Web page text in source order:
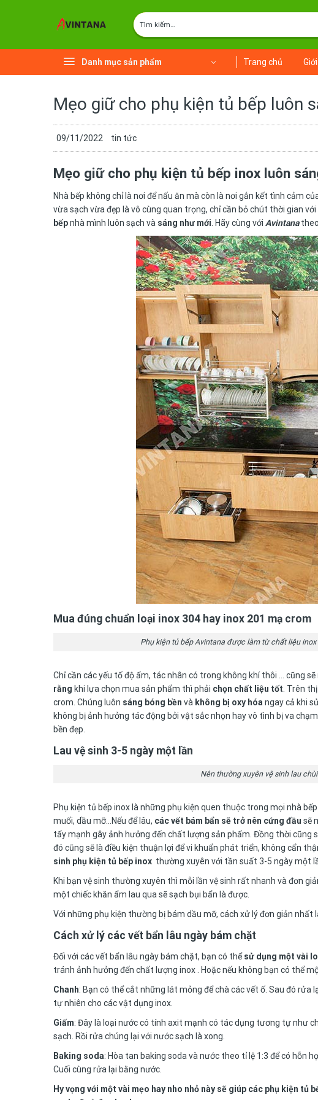
Tìm
kiếm:
Danh mục sản phẩm Trang chủ
Mẹo giữ cho phụ kiện tủ bếp luôn
09/11/2022 tin tức
Mẹo giữ cho phụ kiện tủ bếp inox luôn
Nhà bếp không chỉ là nơi để nấu ăn mà còn là nơi gắn kết tình cảm
vừa sạch vừa đẹp là vô cùng quan trọng, chỉ cần bỏ chút thời gian
bếpnhà mình luôn sạch và sáng như mới . Hãy cùng với Avintana
Mua đúng chuẩn loại inox 304 hay inox 201 mạ crom
Phụ kiện tủ bếp Avintana được làm từ chất liệu
Chỉ cần các yếu tố độ ẩm, tác nhân có trong không khí thôi … cũng
rằng khi lựa chọn mua sản phẩm thì phải chọn chất liệu tốt . Trên
crom. Chúng luôn sáng bóng bền và không bị oxy hóa ngay cả khi
không bị ảnh hưởng tác động bởi vật sắc nhọn hay vô tình bị va
bền đẹp.
Lau vệ sinh 3-5 ngày một lần
Nên thường xuyên vệ sinh lau
Phụ kiện tủ bếp inox là những phụ kiện quen thuộc trong mọi nhà
muối, dầu mỡ…Nếu để lâu, các vết bám bẩn sẽ trở nên cứng đầu sẽ
tẩy mạnh gây ảnh hưởng đến chất lượng sản phẩm. Đồng thời cũng
đó cũng sẽ là điều kiện thuận lợi để vi khuẩn phát triển, không cẩn
sinh phụ kiện tủ bếp inox thường xuyên với tần suất 3-5 ngày một
Khi bạn vệ sinh thường xuyên thì mỗi lần vệ sinh rất nhanh và đơn
một chiếc khăn ẩm lau qua sẽ sạch bụi bẩn là được.
Với những phụ kiện thường bị bám dầu mỡ, cách xử lý đơn giản
Cách xử lý các vết bẩn lâu ngày bám chặt
Đối với các vết bẩn lâu ngày bám chặt, bạn có thểsử dụng một vài
tránh ảnh hưởng đến chất lượng inox . Hoặc nếu không bạn có thể
Chanh: Bạn có thể cắt những lát mỏng để chà các vết ố. Sau đó
tự nhiên cho các vật dụng inox.
Giấm: Đây là loại nước có tính axit mạnh có tác dụng tương tự như
sạch. Rồi rửa chúng lại với nước sạch là xong.
Baking soda: Hòa tan baking soda và nước theo tỉ lệ 1:3 để có hỗn
Cuối cùng rửa lại bằng nước.
Hy vọng với một vài mẹo hay nho nhỏ này sẽ giúp các phụ kiện tủ